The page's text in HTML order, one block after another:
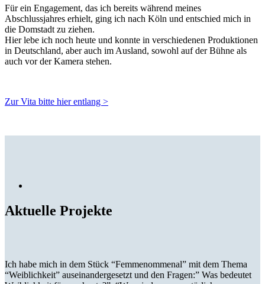
Für ein Engagement, das ich bereits während meines
Abschlussjahres erhielt, ging ich nach Köln und entschied mich in
die Domstadt zu ziehen.
Hier lebe ich noch heute und konnte in verschiedenen Produktionen
in Deutschland, aber auch im Ausland, sowohl auf der Bühne als
auch vor der Kamera stehen.
Zur Vita bitte hier entlang >
Aktuelle Projekte
Ich habe mich in dem Stück “Femmenommenal” mit dem Thema
“Weiblichkeit” auseinandergesetzt und den Fragen:” Was bedeutet